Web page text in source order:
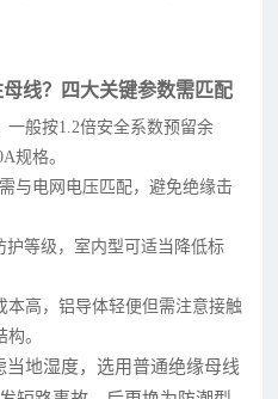
线？四大关键参数需匹配
一般按1.2倍安全系数预留余
规格。
与电网电压匹配，避免绝缘击
护等级，室内型可适当降低标
本高，铝导体轻便但需注意接触
。
地湿度，选用普通绝缘母线